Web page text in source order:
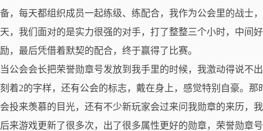
备，每天都组织成员一起练级、练配合，我作为公会里的战士
天，我们面对的是实力很强的对手，打了整整三个小时，中间
励，最后凭借着默契的配合，终于赢得了比赛。
当公会会长把荣誉勋章号发放到我手里的时候，我激动得说不
刻着2的字样，还有公会的标志，戴在身上，感觉特别自豪。
会投来羡慕的目光，还有不少新玩家会过来问我勋章的来历，
后来游戏更新了很多次，出了很多属性更好的勋章，荣誉勋章